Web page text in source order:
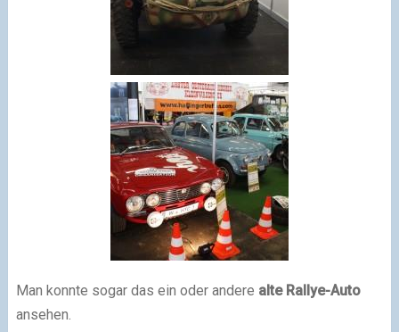
Man konnte sogar das ein oder andere alte Rallye-Auto
ansehen.